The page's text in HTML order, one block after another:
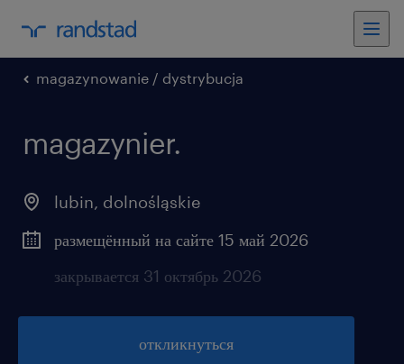
magazynowanie / dystrybucja
magazynier.
lubin, dolnośląskie
размещённый на сайте 15 май 2026
закрывается 31 октябрь 2026
откликнуться